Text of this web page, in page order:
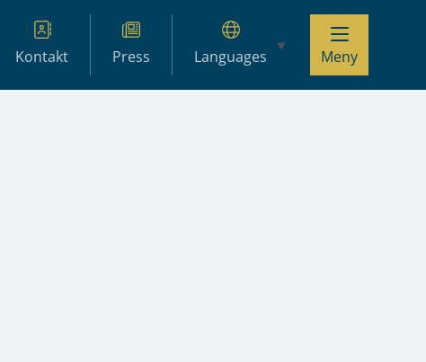
Kontakt Press Languages Meny